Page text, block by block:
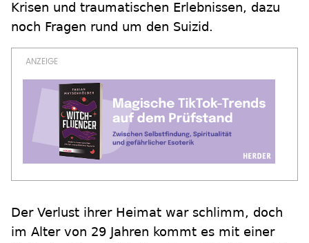
Krisen und traumatischen Erlebnissen, dazu
noch Fragen rund um den Suizid.
Der Verlust ihrer Heimat war schlimm, doch
im Alter von 29 Jahren kommt es mit einer